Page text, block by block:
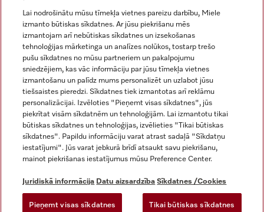
Juridiskā informācija
Vispārējie darījumu noteikumi
Datu aizsardzība
Lietošanas noteikumi
Miele paziņojums par pieejamību
Digitālo pakalpojumu likums
Miele vietnē Instagram
Miele vietnē Facebook
Miele vietnē Youtube
Lai nodrošinātu mūsu tīmekļa vietnes pareizu darbību, Miele
izmanto būtiskas sīkdatnes. Ar jūsu piekrišanu mēs
izmantojam arī nebūtiskas sīkdatnes un izsekošanas
tehnoloģijas mārketinga un analīzes nolūkos, tostarp trešo
pušu sīkdatnes no mūsu partneriem un pakalpojumu
sniedzējiem, kas vāc informāciju par jūsu tīmekļa vietnes
izmantošanu un palīdz mums personalizēt un uzlabot jūsu
tiešsaistes pieredzi. Sīkdatnes tiek izmantotas arī reklāmu
personalizācijai. Izvēloties "Pieņemt visas sīkdatnes", jūs
piekrītat visām sīkdatnēm un tehnoloģijām. Lai izmantotu tikai
būtiskas sīkdatnes un tehnoloģijas, izvēlieties "Tikai būtiskas
sīkdatnes". Papildu informāciju varat atrast sadaļā "Sīkdatņu
iestatījumi". Jūs varat jebkurā brīdī atsaukt savu piekrišanu,
mainot piekrišanas iestatījumus mūsu Preference Center.
Juridiskā informācija Datu aizsardzība Sīkdatnes /Cookies
Pieņemt visas sīkdatnes Tikai būtiskas sīkdatnes